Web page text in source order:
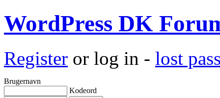
WordPress DK
Register or log in - lost
Brugernavn
Kodeord